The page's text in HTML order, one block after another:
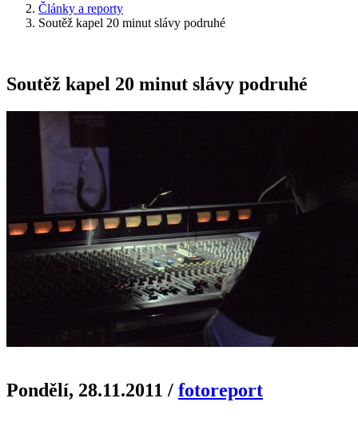
Články a reporty
Soutěž kapel 20 minut slávy podruhé
Soutěž kapel 20 minut slávy podruhé
Pondělí, 28.11.2011 / fotoreport